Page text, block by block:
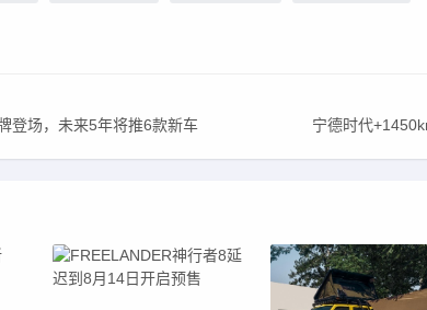
登场，未来5年将推6款新车
宁德时代